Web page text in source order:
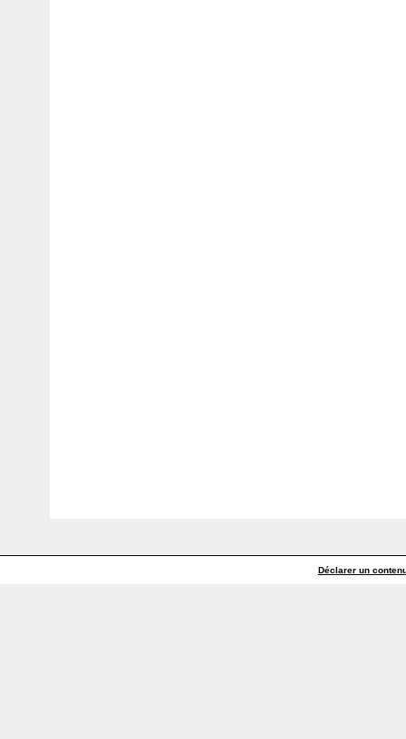
Déclarer un